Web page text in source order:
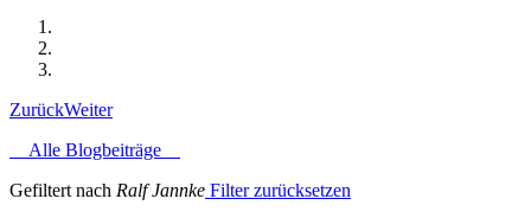
ZurückWeiter
Alle Blogbeiträge
Gefiltert nach Ralf Jannke Filter zurücksetzen